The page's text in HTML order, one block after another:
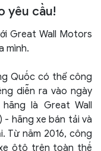
yêu cầu!
Great Wall Motors
mình.
Quốc có thể công
diễn ra vào ngày
là Great Wall
hãng xe bán tải và
Từ năm 2016, công
ôtô trên toàn thế